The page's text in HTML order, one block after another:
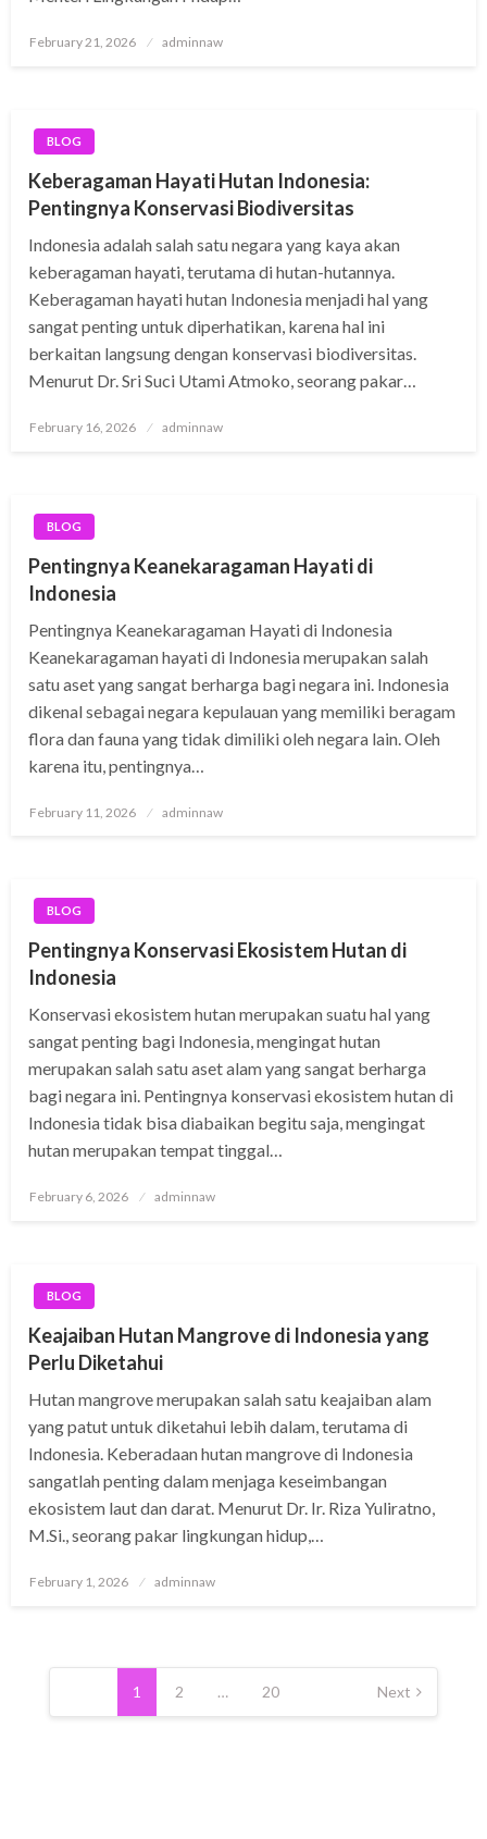
Posted
February 21, 2026 adminnaw
BLOG
Keberagaman Hayati Hutan Indonesia:
Pentingnya Konservasi Biodiversitas
Indonesia adalah salah satu negara yang kaya akan
keberagaman hayati, terutama di hutan-hutannya.
Keberagaman hayati hutan Indonesia menjadi hal yang
sangat penting untuk diperhatikan, karena hal ini
berkaitan langsung dengan konservasi biodiversitas.
Menurut Dr. Sri Suci Utami Atmoko, seorang pakar…
Posted
February 16, 2026 adminnaw
BLOG
Pentingnya Keanekaragaman Hayati di
Indonesia
Pentingnya Keanekaragaman Hayati di Indonesia
Keanekaragaman hayati di Indonesia merupakan salah
satu aset yang sangat berharga bagi negara ini. Indonesia
dikenal sebagai negara kepulauan yang memiliki beragam
flora dan fauna yang tidak dimiliki oleh negara lain. Oleh
karena itu, pentingnya…
Posted
February 11, 2026 adminnaw
BLOG
Pentingnya Konservasi Ekosistem Hutan di
Indonesia
Konservasi ekosistem hutan merupakan suatu hal yang
sangat penting bagi Indonesia, mengingat hutan
merupakan salah satu aset alam yang sangat berharga
bagi negara ini. Pentingnya konservasi ekosistem hutan di
Indonesia tidak bisa diabaikan begitu saja, mengingat
hutan merupakan tempat tinggal…
Posted
February 6, 2026 adminnaw
BLOG
Keajaiban Hutan Mangrove di Indonesia yang
Perlu Diketahui
Hutan mangrove merupakan salah satu keajaiban alam
yang patut untuk diketahui lebih dalam, terutama di
Indonesia. Keberadaan hutan mangrove di Indonesia
sangatlah penting dalam menjaga keseimbangan
ekosistem laut dan darat. Menurut Dr. Ir. Riza Yuliratno,
M.Si., seorang pakar lingkungan hidup,…
Posted
February 1, 2026 adminnaw
Posts
pagination
1 2 … 20 Next